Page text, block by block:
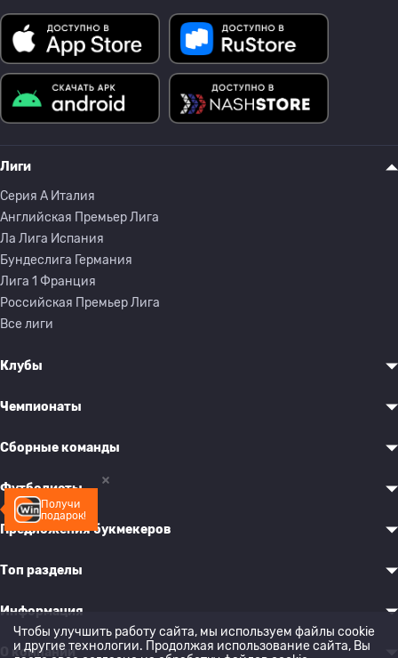
Получи
подарок!
Лиги
Серия A Италия
Английская Премьер Лига
Ла Лига Испания
Бундеслига Германия
Лига 1 Франция
Российская Премьер Лига
Все лиги
Клубы
Чемпионаты
Сборные команды
Футболисты
Предложения букмекеров
Топ разделы
Информация
О компании
Чтобы улучшить работу сайта, мы используем файлы cookie
и другие технологии. Продолжая использование сайта, Вы